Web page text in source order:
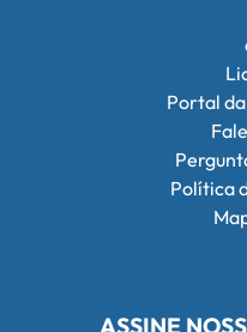
Portal
Política
ASSINE